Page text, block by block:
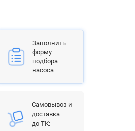
Заполнить
форму
подбора
насоса
Самовывоз и
доставка
до ТК: